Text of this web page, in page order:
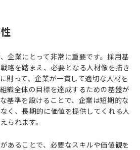
企業にとって非常に重要です。採用基
略を踏まえ、必要となる人材像を描き
則って、企業が一貫して適切な人材を
織全体の目標を達成するための基盤が
基準を設けることで、企業は短期的な
く、長期的に価値を提供してくれる人
られます。
あることで、必要なスキルや価値観を